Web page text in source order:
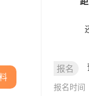
报名
报名时间